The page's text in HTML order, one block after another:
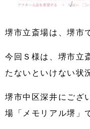
堺市立斎場は、堺市
今回Ｓ様は、堺市立
たないといけない状
堺市中区深井にござ
場「メモリアル堺」